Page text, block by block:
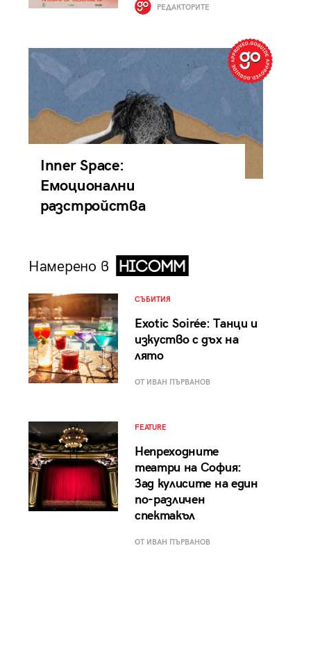
РЕДАКТОРИТЕ
Inner Space:
Емоционални
разстройства
Намерено в
СЪБИТИЯ
Exotic Soirée: Танци и
изкуство с дъх на
лято
ОТ ИВАН ПЪРВАНОВ
FEATURE
Непреходните
театри на София:
Зад кулисите на един
по-различен
спектакъл
ОТ ИВАН ПЪРВАНОВ